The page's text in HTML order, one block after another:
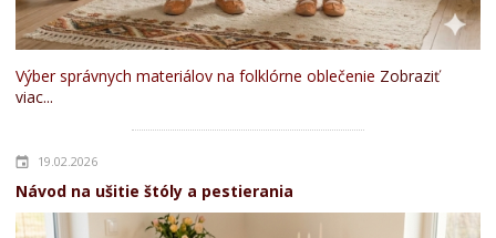
Výber správnych materiálov na folklórne oblečenie Zobraziť
viac...
19.02.2026
Návod na ušitie štóly a pestierania